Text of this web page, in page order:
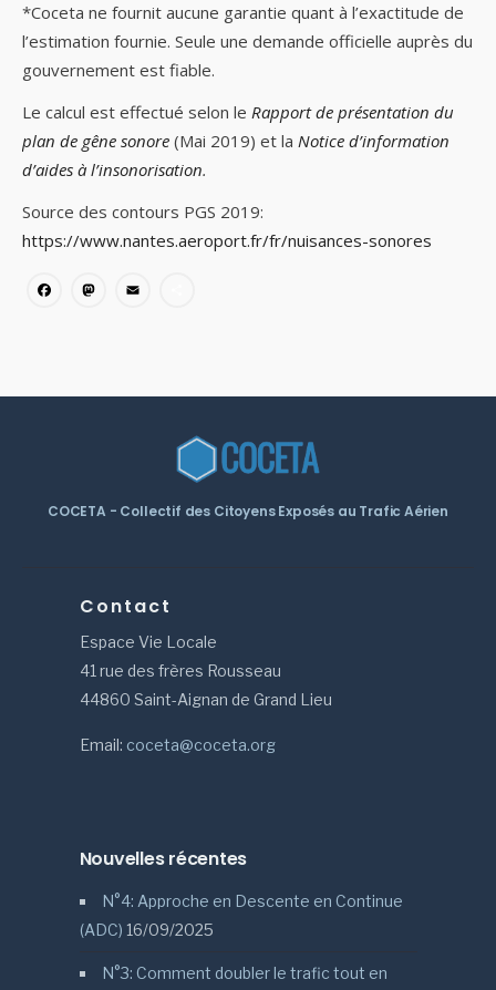
*Coceta ne fournit aucune garantie quant à l’exactitude de
l’estimation fournie. Seule une demande officielle auprès du
gouvernement est fiable.
Le calcul est effectué selon le Rapport de présentation du
plan de gêne sonore (Mai 2019) et la Notice d’information
d’aides à l’insonorisation.
Source des contours PGS 2019:
https://www.nantes.aeroport.fr/fr/nuisances-sonores
Facebook
Mastodon
COCETA - Collectif des Citoyens Exposés au Trafic Aérien
Contact
Espace Vie Locale
41 rue des frères Rousseau
44860 Saint-Aignan de Grand Lieu
Email: coceta@coceta.org
Nouvelles récentes
N°4: Approche en Descente en Continue
(ADC) 16/09/2025
N°3: Comment doubler le trafic tout en